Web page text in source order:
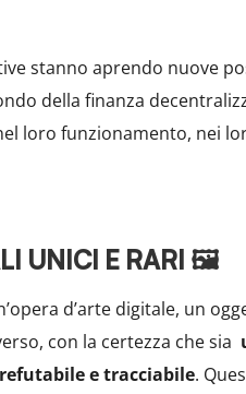
stanno aprendo nuove
della finanza
loro funzionamento, nei
UNICI E RARI 🖼️
d’arte digitale, un
con la certezza che sia
e tracciabile.